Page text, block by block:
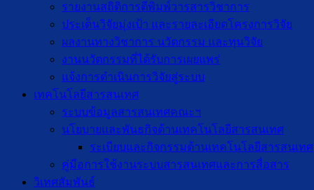
รายงานสถิติการตีพิมพ์วารสารวิชาการ
ประเด็นวิจัยมุ่งเป้า และรายละเอียดโครงการวิจัย
ผลงานทางวิชาการ นวัตกรรม และทุนวิจัย
งานนวัตกรรมที่ได้รับการเผยแพร่
แจ้งการดำเนินการวิจัยสู่ระบบ
เทคโนโลยีสารสนเทศ
ระบบข้อมูลสารสนเทศคณะฯ
นโยบายและพันธกิจด้านเทคโนโลยีสารสนเทศ
ระเบียบและกิจกรรมด้านเทคโนโลยีสารสนเทศ
คู่มือการใช้งานระบบสารสนเทศและการสื่อสาร
วิเทศสัมพันธ์